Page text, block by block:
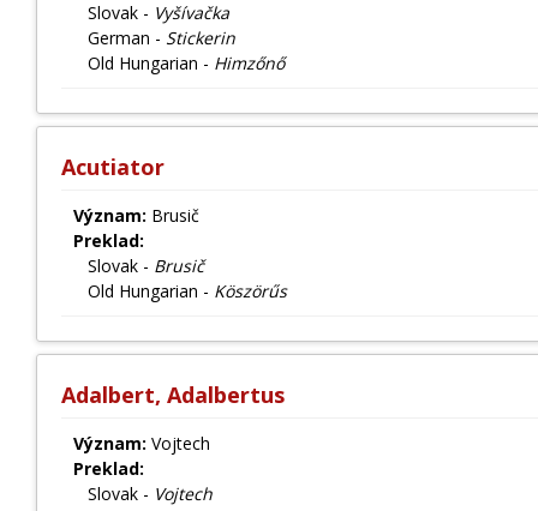
Slovak - Vyšívačka
German - Stickerin
Old Hungarian - Himzőnő
Acutiator
Význam: Brusič
Preklad:
Slovak - Brusič
Old Hungarian - Köszörűs
Adalbert, Adalbertus
Význam: Vojtech
Preklad:
Slovak - Vojtech